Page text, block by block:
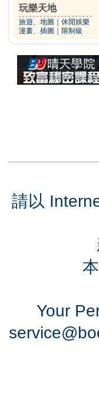
玩樂天地
旅遊、地圖
休閒娛樂
漫畫、插圖
限制級
請以
Your